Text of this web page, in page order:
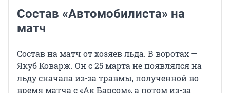
Состав «Автомобилиста» на
матч
Состав на матч от хозяев льда. В воротах —
Якуб Коварж. Он с 25 марта не появлялся на
льду сначала из-за травмы, полученной во
время матча с «Ак Барсом», а потом из-за